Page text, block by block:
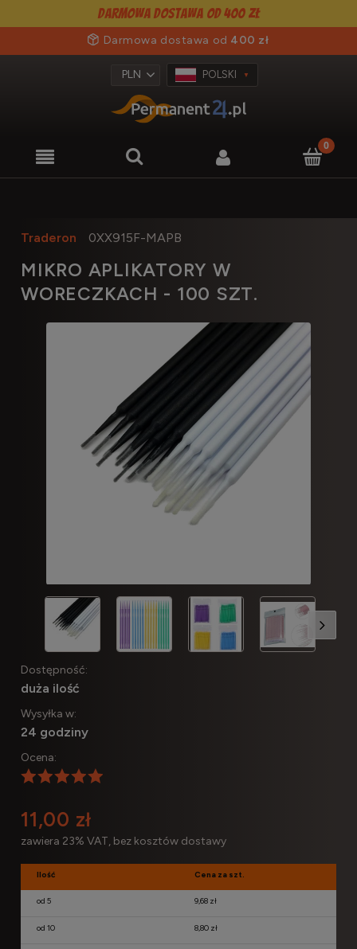
Darmowa dostawa od 400 zł
Darmowa dostawa od 400 zł
POLSKI
Traderon 0XX915F-MAPB
MIKRO APLIKATORY W
WORECZKACH - 100 SZT.
Dostępność:
duża ilość
Wysyłka w:
24 godziny
Ocena:
11,00 zł
zawiera 23% VAT, bez kosztów dostawy
Ilość Cena za szt.
od 5 9,68 zł
od 10 8,80 zł